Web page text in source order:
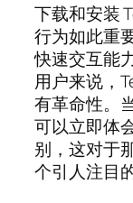
下载和安装
行为如此重
快速交互能
用户来说，
有革命性。
可以立即体
别，这对于
个引人注目